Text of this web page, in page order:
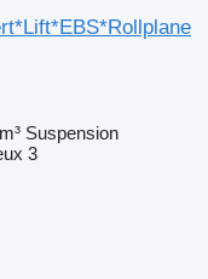
Suspension
3